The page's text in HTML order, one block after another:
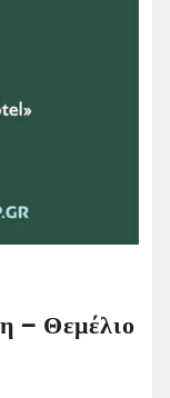
– Θεμέλιο